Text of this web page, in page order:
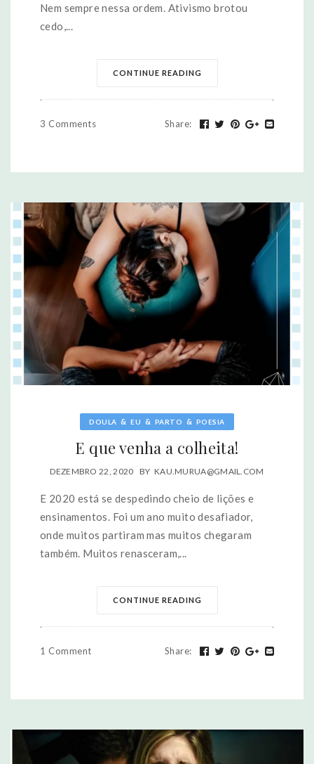
Nem sempre nessa ordem. Ativismo brotou
cedo,...
CONTINUE READING
3 Comments Share:
DOULA & EU & PARTO & POESIA
E que venha a colheita!
DEZEMBRO 22, 2020 BY KAU.MURUA@GMAIL.COM
E 2020 está se despedindo cheio de lições e
ensinamentos. Foi um ano muito desafiador,
onde muitos partiram mas muitos chegaram
também. Muitos renasceram,...
CONTINUE READING
1 Comment Share: